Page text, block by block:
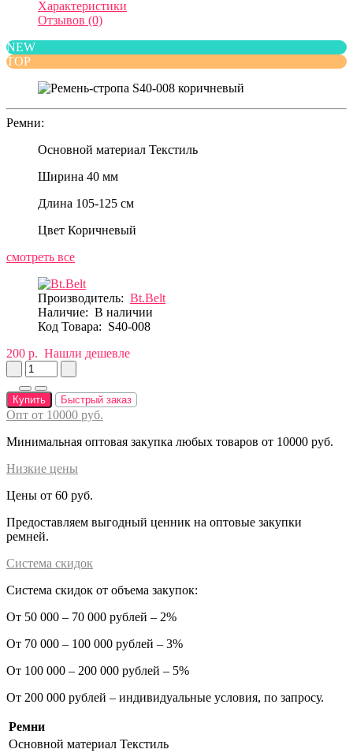
Характеристики
Отзывов (0)
NEW
TOP
Ремни:
Основной материал Текстиль
Ширина 40 мм
Длина 105-125 см
Цвет Коричневый
смотреть все
Производитель: Bt.Belt
Наличие: В наличии
Код Товара: S40-008
200 р. Нашли дешевле
Купить Быстрый заказ
Опт от 10000 руб.
Минимальная оптовая закупка любых товаров от 10000 руб.
Низкие цены
Цены от 60 руб.
Предоставляем выгодный ценник на оптовые закупки
ремней.
Система скидок
Система скидок от объема закупок:
От 50 000 – 70 000 рублей – 2%
От 70 000 – 100 000 рублей – 3%
От 100 000 – 200 000 рублей – 5%
От 200 000 рублей – индивидуальные условия, по запросу.
Ремни
Основной материал Текстиль